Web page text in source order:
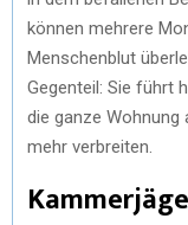
können mehrere
Menschenblut
Gegenteil: Sie führt
die ganze
mehr verbreiten.